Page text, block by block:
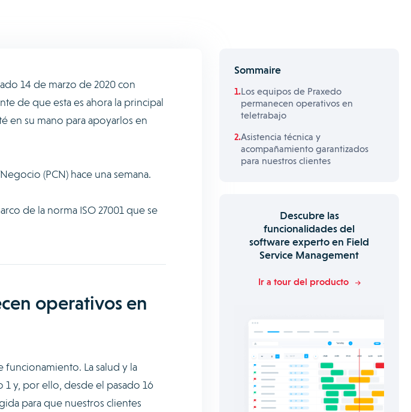
14 de marzo de 2020 con
de que esta es ahora la principal
en su mano para apoyarlos en
(PCN) hace una semana.
de la norma ISO 27001 que se
operativos en
La salud y la
y, por ello, desde el pasado 16
para que nuestros clientes
Sommaire
Los equipos de Praxedo
permanecen operativos en
teletrabajo
Asistencia técnica y
acompañamiento garantizados
para nuestros clientes
Descubre las
funcionalidades del
software experto en Field
Service Management
Ir a tour del producto